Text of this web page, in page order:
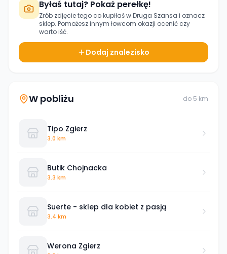
Byłaś tutaj? Pokaż perełkę!
Zrób zdjęcie tego co kupiłaś wDruga Szansa i oznacz
sklep. Pomożesz innym łowcom okazji ocenić czy
warto iść.
Dodaj znalezisko
W pobliżu do 5 km
Tipo Zgierz
3.0 km
Butik Chojnacka
3.3 km
Suerte - sklep dla kobiet z pasją
3.4 km
Werona Zgierz